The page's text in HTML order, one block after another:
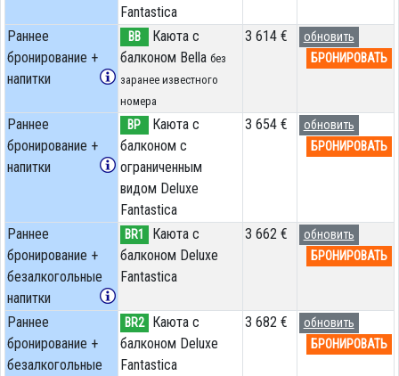
Fantastica
Раннее
бронирование +
напитки
BB
Каюта с
балконом Bella без
заранее известного
номера
3 614 €
обновить
БРОНИРОВАТЬ
Раннее
бронирование +
напитки
BP
Каюта с
балконом c
ограниченным
видом Deluxe
Fantastica
3 654 €
обновить
БРОНИРОВАТЬ
Раннее
бронирование +
безалкогольные
напитки
BR1
Каюта с
балконом Deluxe
Fantastica
3 662 €
обновить
БРОНИРОВАТЬ
Раннее
бронирование +
безалкогольные
BR2
Каюта с
балконом Deluxe
Fantastica
3 682 €
обновить
БРОНИРОВАТЬ